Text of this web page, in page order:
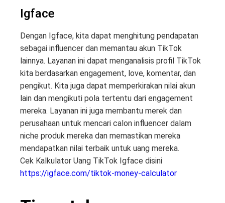
Igface
Dengan Igface, kita dapat menghitung pendapatan
sebagai influencer dan memantau akun TikTok
lainnya. Layanan ini dapat menganalisis profil TikTok
kita berdasarkan engagement, love, komentar, dan
pengikut. Kita juga dapat memperkirakan nilai akun
lain dan mengikuti pola tertentu dari engagement
mereka. Layanan ini juga membantu merek dan
perusahaan untuk mencari calon influencer dalam
niche produk mereka dan memastikan mereka
mendapatkan nilai terbaik untuk uang mereka.
Cek Kalkulator Uang TikTok Igface disini
https://igface.com/tiktok-money-calculator